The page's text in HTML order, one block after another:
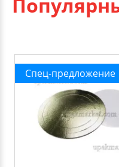
Спец-предложение